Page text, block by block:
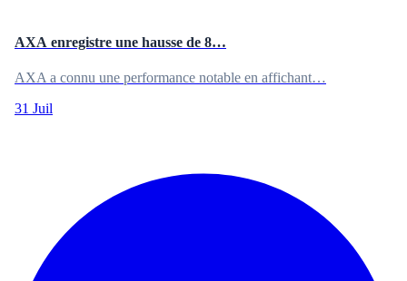
AXA enregistre une hausse de 8…
AXA a connu une performance notable en affichant…
31 Juil